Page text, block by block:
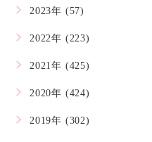
2023年 (57)
2022年 (223)
2021年 (425)
2020年 (424)
2019年 (302)